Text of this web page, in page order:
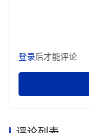
登录后才能评论